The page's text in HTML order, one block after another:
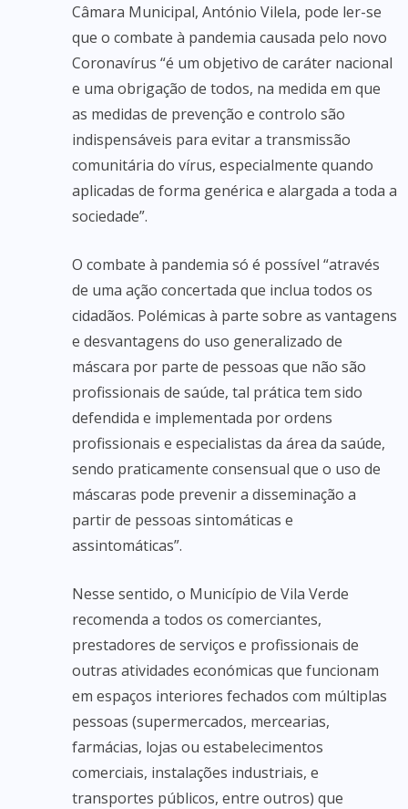
Câmara Municipal, António Vilela, pode ler-se
que o combate à pandemia causada pelo novo
Coronavírus “é um objetivo de caráter nacional
e uma obrigação de todos, na medida em que
as medidas de prevenção e controlo são
indispensáveis para evitar a transmissão
comunitária do vírus, especialmente quando
aplicadas de forma genérica e alargada a toda a
sociedade”.
O combate à pandemia só é possível “através
de uma ação concertada que inclua todos os
cidadãos. Polémicas à parte sobre as vantagens
e desvantagens do uso generalizado de
máscara por parte de pessoas que não são
profissionais de saúde, tal prática tem sido
defendida e implementada por ordens
profissionais e especialistas da área da saúde,
sendo praticamente consensual que o uso de
máscaras pode prevenir a disseminação a
partir de pessoas sintomáticas e
assintomáticas”.
Nesse sentido, o Município de Vila Verde
recomenda a todos os comerciantes,
prestadores de serviços e profissionais de
outras atividades económicas que funcionam
em espaços interiores fechados com múltiplas
pessoas (supermercados, mercearias,
farmácias, lojas ou estabelecimentos
comerciais, instalações industriais, e
transportes públicos, entre outros) que